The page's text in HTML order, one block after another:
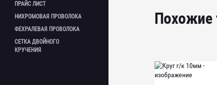
Фланцы нержавеющие
Фланцевые заглушки
Шаровой кран
Отводы нержавеющие
Трубы бесшовные х/д
Трубы электросварные
Трубы профильные
Трубы водогазопроводные ВГП
ПРАЙС ЛИСТ
НИХРОМОВАЯ ПРОВОЛОКА
ФЕХРАЛЕВАЯ ПРОВОЛОКА
СЕТКА ДВОЙНОГО
КРУЧЕНИЯ
Похожие